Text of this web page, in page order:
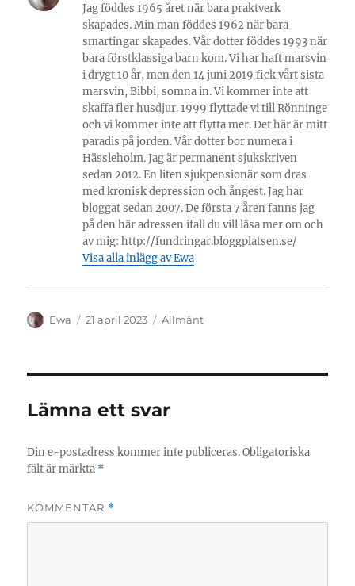
Jag föddes 1965 året när bara praktverk
skapades. Min man föddes 1962 när bara
smartingar skapades. Vår dotter föddes 1993 när
bara förstklassiga barn kom. Vi har haft marsvin
i drygt 10 år, men den 14 juni 2019 fick vårt sista
marsvin, Bibbi, somna in. Vi kommer inte att
skaffa fler husdjur. 1999 flyttade vi till Rönninge
och vi kommer inte att flytta mer. Det här är mitt
paradis på jorden. Vår dotter bor numera i
Hässleholm. Jag är permanent sjukskriven
sedan 2012. En liten sjukpensionär som dras
med kronisk depression och ångest. Jag har
bloggat sedan 2007. De första 7 åren fanns jag
på den här adressen ifall du vill läsa mer om och
av mig: http://fundringar.bloggplatsen.se/
Visa alla inlägg av Ewa
Författare
Ewa
Publicerat
21 april 2023 Kategorier
Allmänt
Lämna ett svar
Din e-postadress kommer inte publiceras. Obligatoriska
fält är märkta *
KOMMENTAR *